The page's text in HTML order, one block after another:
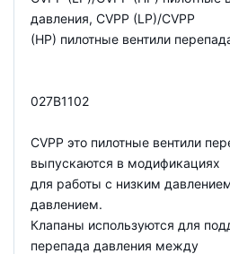
давления, CVPP (LP)/CVPP
(HP) пилотные вентили
027B1102
CVPP это пилотные вентили
выпускаются в модификациях
для работы с низким
давлением.
Клапаны используются для
перепада давления между